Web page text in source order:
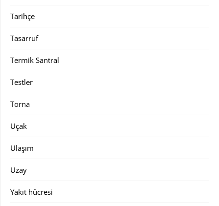
Tarihçe
Tasarruf
Termik Santral
Testler
Torna
Uçak
Ulaşım
Uzay
Yakıt hücresi